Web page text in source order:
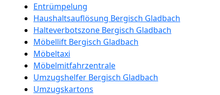
Entrümpelung
Haushaltsauflösung Bergisch Gladbach
Halteverbotszone Bergisch Gladbach
Möbellift Bergisch Gladbach
Möbeltaxi
Möbelmitfahrzentrale
Umzugshelfer Bergisch Gladbach
Umzugskartons